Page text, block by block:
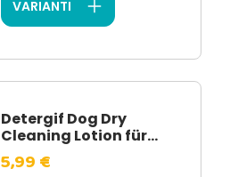
VARIANTI
Detergif Dog Dry
Cleaning Lotion für...
5,99 €